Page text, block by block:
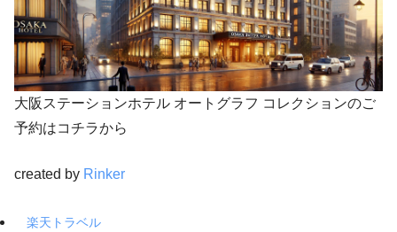
大阪ステーションホテル オートグラフ コレクションのご
予約はコチラから
created by Rinker
楽天トラベル